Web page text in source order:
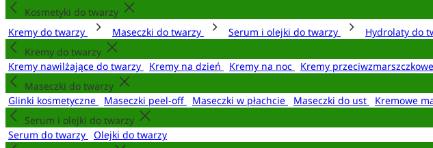
Kosmetyki do twarzy
Kremy do twarzy
Maseczki do twarzy Serum i olejki do twarzy Hydrolaty do
Kremy do twarzy
Kremy nawilżające do twarzy
Kremy na dzień Kremy na noc Kremy przeciwzmarszczkowe
Maseczki do twarzy
Glinki kosmetyczne
Maseczki peel-off Maseczki w płachcie Maseczki do ust
Kremowe
Serum i olejki do twarzy
Serum do twarzy
Olejki do twarzy